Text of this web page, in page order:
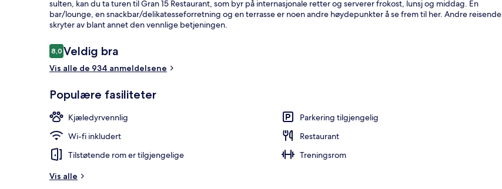
sulten, kan du ta turen til Gran 15 Restaurant, som byr på internasjonale retter og serverer frokost, lunsj og middag. En
bar/lounge, en snackbar/delikatesseforretning og en terrasse er noen andre høydepunkter å se frem til her. Andre reisende
skryter av blant annet den vennlige betjeningen.
Anmeldelser
8,08,0 av 10 –
Veldig bra
Vis alle de 934 anmeldelsene
Populære fasiliteter
Kjæledyrvennlig
Parkering tilgjengelig
Wi-fi inkludert
Restaurant
Tilstøtende rom er tilgjengelige
Treningsrom
Vis alle